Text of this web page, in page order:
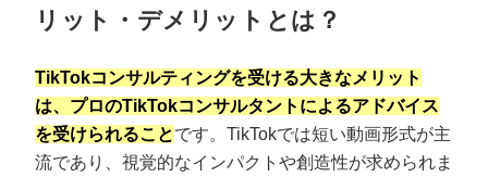
リット・デメリットとは？
TikTokコンサルティングを受ける大きなメリット
は、プロのTikTokコンサルタントによるアドバイス
を受けられることです。TikTokでは短い動画形式が主
流であり、視覚的なインパクトや創造性が求められま